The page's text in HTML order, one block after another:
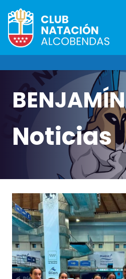
BENJAMÍN
Noticias